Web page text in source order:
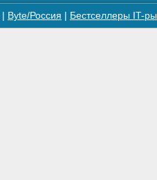
Byte/Россия Бестселлеры IT-